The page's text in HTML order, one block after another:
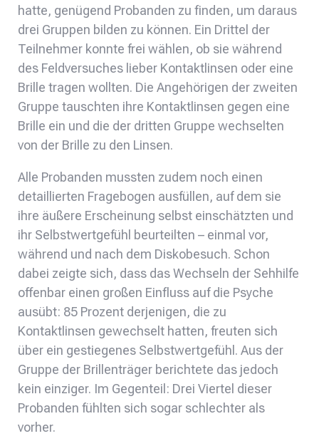
hatte, genügend Probanden zu finden, um daraus
drei Gruppen bilden zu können. Ein Drittel der
Teilnehmer konnte frei wählen, ob sie während
des Feldversuches lieber Kontaktlinsen oder eine
Brille tragen wollten. Die Angehörigen der zweiten
Gruppe tauschten ihre Kontaktlinsen gegen eine
Brille ein und die der dritten Gruppe wechselten
von der Brille zu den Linsen.
Alle Probanden mussten zudem noch einen
detaillierten Fragebogen ausfüllen, auf dem sie
ihre äußere Erscheinung selbst einschätzten und
ihr Selbstwertgefühl beurteilten – einmal vor,
während und nach dem Diskobesuch. Schon
dabei zeigte sich, dass das Wechseln der Sehhilfe
offenbar einen großen Einfluss auf die Psyche
ausübt: 85 Prozent derjenigen, die zu
Kontaktlinsen gewechselt hatten, freuten sich
über ein gestiegenes Selbstwertgefühl. Aus der
Gruppe der Brillenträger berichtete das jedoch
kein einziger. Im Gegenteil: Drei Viertel dieser
Probanden fühlten sich sogar schlechter als
vorher.